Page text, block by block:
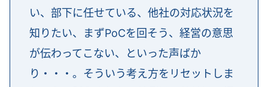
い、部下に任せている、他社の対応状況を
知りたい、まずPoCを回そう、経営の意思
が伝わってこない、といった声ばか
り・・・。そういう考え方をリセットしま